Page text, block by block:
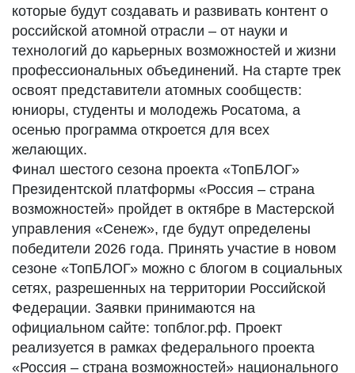
которые будут создавать и развивать контент о
российской атомной отрасли – от науки и
технологий до карьерных возможностей и жизни
профессиональных объединений. На старте трек
освоят представители атомных сообществ:
юниоры, студенты и молодежь Росатома, а
осенью программа откроется для всех
желающих.
Финал шестого сезона проекта «ТопБЛОГ»
Президентской платформы «Россия – страна
возможностей» пройдет в октябре в Мастерской
управления «Сенеж», где будут определены
победители 2026 года. Принять участие в новом
сезоне «ТопБЛОГ» можно с блогом в социальных
сетях, разрешенных на территории Российской
Федерации. Заявки принимаются на
официальном сайте: топблог.рф. Проект
реализуется в рамках федерального проекта
«Россия – страна возможностей» национального